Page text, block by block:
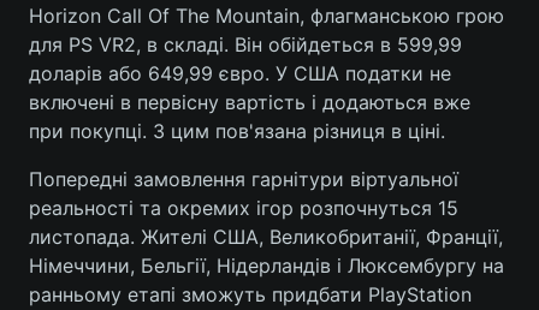
Horizon Call Of The Mountain, флагманською грою
для PS VR2, в складі. Він обійдеться в 599,99
доларів або 649,99 євро. У США податки не
включені в первісну вартість і додаються вже
при покупці. З цим пов'язана різниця в ціні.
Попередні замовлення гарнітури віртуальної
реальності та окремих ігор розпочнуться 15
листопада. Жителі США, Великобританії, Франції,
Німеччини, Бельгії, Нідерландів і Люксембургу на
ранньому етапі зможуть придбати PlayStation